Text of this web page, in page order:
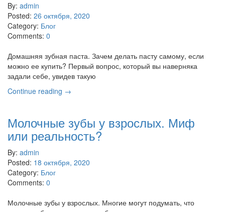
By: admin
Posted: 26 октября, 2020
Category: Блог
Comments: 0
Домашняя зубная паста. Зачем делать пасту самому, если
можно ее купить? Первый вопрос, который вы наверняка
задали себе, увидев такую
Continue reading →
Молочные зубы у взрослых. Миф
или реальность?
By: admin
Posted: 18 октября, 2020
Category: Блог
Comments: 0
Молочные зубы у взрослых. Многие могут подумать, что